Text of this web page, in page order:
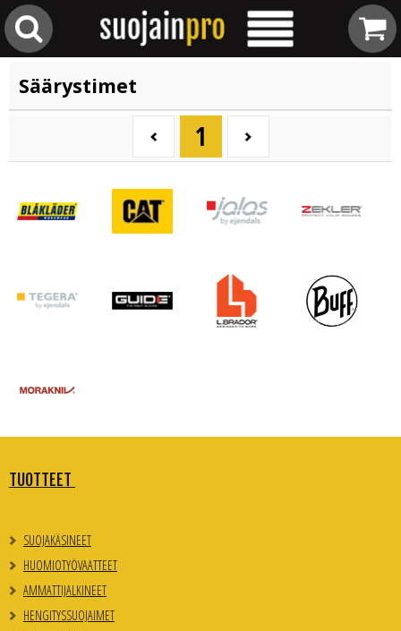
Säärystimet
1
TUOTTEET
SUOJAKÄSINEET
HUOMIOTYÖVAATTEET
AMMATTIJALKINEET
HENGITYSSUOJAIMET